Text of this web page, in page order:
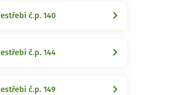
Jestřebí č.p. 140
Jestřebí č.p. 144
Jestřebí č.p. 149